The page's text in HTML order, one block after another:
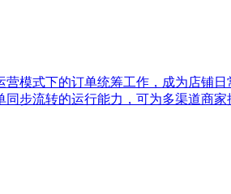
模式下的订单统筹工作，成为店铺
步流转的运行能力，可为多渠道商家